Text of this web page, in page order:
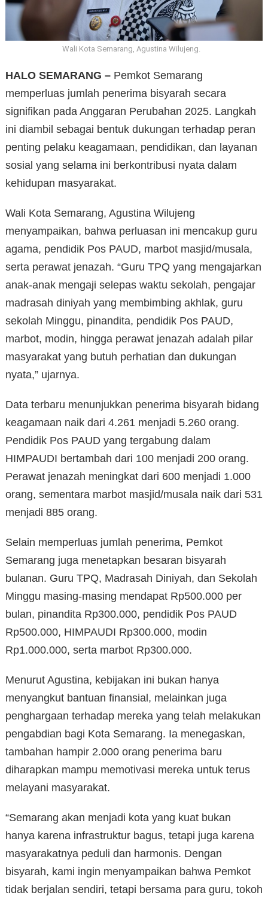
Wali Kota Semarang, Agustina Wilujeng.
HALO SEMARANG – Pemkot Semarang
memperluas jumlah penerima bisyarah secara
signifikan pada Anggaran Perubahan 2025. Langkah
ini diambil sebagai bentuk dukungan terhadap peran
penting pelaku keagamaan, pendidikan, dan layanan
sosial yang selama ini berkontribusi nyata dalam
kehidupan masyarakat.
Wali Kota Semarang, Agustina Wilujeng
menyampaikan, bahwa perluasan ini mencakup guru
agama, pendidik Pos PAUD, marbot masjid/musala,
serta perawat jenazah. “Guru TPQ yang mengajarkan
anak-anak mengaji selepas waktu sekolah, pengajar
madrasah diniyah yang membimbing akhlak, guru
sekolah Minggu, pinandita, pendidik Pos PAUD,
marbot, modin, hingga perawat jenazah adalah pilar
masyarakat yang butuh perhatian dan dukungan
nyata,” ujarnya.
Data terbaru menunjukkan penerima bisyarah bidang
keagamaan naik dari 4.261 menjadi 5.260 orang.
Pendidik Pos PAUD yang tergabung dalam
HIMPAUDI bertambah dari 100 menjadi 200 orang.
Perawat jenazah meningkat dari 600 menjadi 1.000
orang, sementara marbot masjid/musala naik dari 531
menjadi 885 orang.
Selain memperluas jumlah penerima, Pemkot
Semarang juga menetapkan besaran bisyarah
bulanan. Guru TPQ, Madrasah Diniyah, dan Sekolah
Minggu masing-masing mendapat Rp500.000 per
bulan, pinandita Rp300.000, pendidik Pos PAUD
Rp500.000, HIMPAUDI Rp300.000, modin
Rp1.000.000, serta marbot Rp300.000.
Menurut Agustina, kebijakan ini bukan hanya
menyangkut bantuan finansial, melainkan juga
penghargaan terhadap mereka yang telah melakukan
pengabdian bagi Kota Semarang. Ia menegaskan,
tambahan hampir 2.000 orang penerima baru
diharapkan mampu memotivasi mereka untuk terus
melayani masyarakat.
“Semarang akan menjadi kota yang kuat bukan
hanya karena infrastruktur bagus, tetapi juga karena
masyarakatnya peduli dan harmonis. Dengan
bisyarah, kami ingin menyampaikan bahwa Pemkot
tidak berjalan sendiri, tetapi bersama para guru, tokoh